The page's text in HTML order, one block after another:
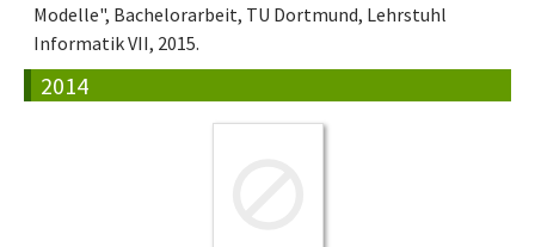
Modelle", Bachelorarbeit, TU Dortmund, Lehrstuhl
Informatik VII, 2015.
2014